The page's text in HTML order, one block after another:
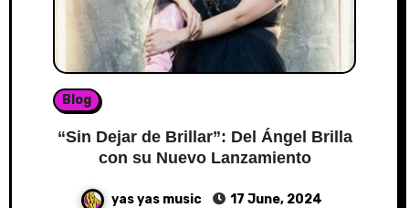
Blog
“Sin Dejar de Brillar”: Del Ángel Brilla
con su Nuevo Lanzamiento
yas yas music 17 June, 2024